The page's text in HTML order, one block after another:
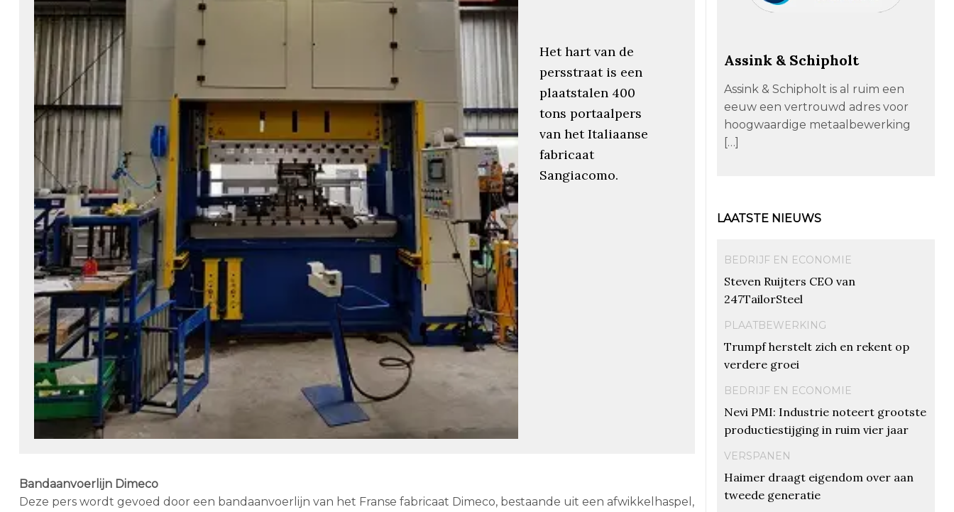
Het hart van de
persstraat is een
plaatstalen 400
tons portaalpers
van het Italiaanse
fabricaat
Sangiacomo.
Bandaanvoerlijn Dimeco
Deze pers wordt gevoed door een bandaanvoerlijn van het Franse fabricaat Dimeco, bestaande uit een afwikkelhaspel,
Assink & Schipholt
Assink & Schipholt is al ruim een
eeuw een vertrouwd adres voor
hoogwaardige metaalbewerking
[…]
LAATSTE NIEUWS
BEDRIJF EN ECONOMIE
Steven Ruijters CEO van
247TailorSteel
PLAATBEWERKING
Trumpf herstelt zich en rekent op
verdere groei
BEDRIJF EN ECONOMIE
Nevi PMI: Industrie noteert grootste
productiestijging in ruim vier jaar
VERSPANEN
Haimer draagt eigendom over aan
tweede generatie